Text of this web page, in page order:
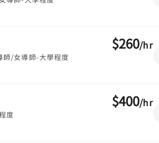
師/女導師-大學程度
$260/hr
度
$400/hr